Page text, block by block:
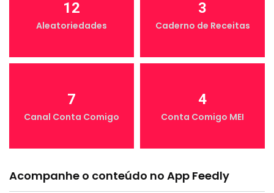
12
Aleatoriedades
3
Caderno de Receitas
7
Canal Conta Comigo
4
Conta Comigo MEI
Acompanhe o conteúdo no App Feedly